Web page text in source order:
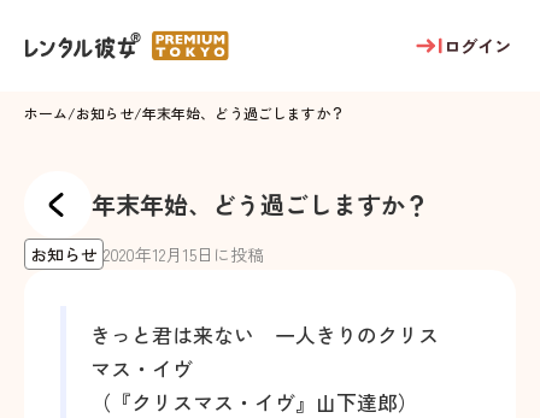
ログイン
ホーム/お知らせ/年末年始、どう過ごしますか？
年末年始、どう過ごしますか？
お知らせ 2020年12月 15日に投稿
きっと君は来ない 一人きりのクリス
マス・イヴ
（『クリスマス・イヴ』山下達郎）